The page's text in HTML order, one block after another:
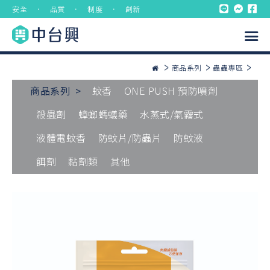
安全 ． 品質 ． 制度 ． 創新
商品系列 蟲蟲專區
商品系列 > 蚊香
ONE PUSH 預防噴劑
殺蟲劑
蟑螂螞蟻藥
水蒸式/氣霧式
液體電蚊香
防蚊片/防蟲片
防蚊液
餌劑
黏劑類 其他